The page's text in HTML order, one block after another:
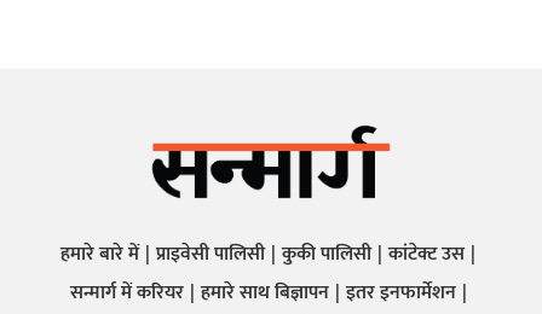
हमारे बारे में प्राइवेसी पालिसी कुकी पालिसी कांटेक्ट उस
सन्मार्ग में करियर हमारे साथ बिज्ञापन इतर इनफार्मेशन